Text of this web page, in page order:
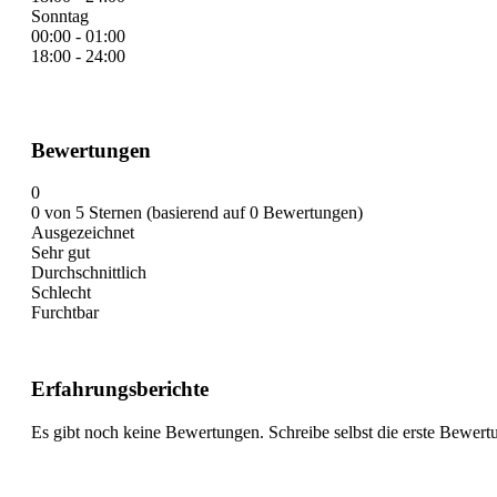
Sonntag
00:00 - 01:00
18:00 - 24:00
Bewertungen
0
0 von 5 Sternen (basierend auf 0 Bewertungen)
Ausgezeichnet
Sehr gut
Durchschnittlich
Schlecht
Furchtbar
Erfahrungsberichte
Es gibt noch keine Bewertungen. Schreibe selbst die erste